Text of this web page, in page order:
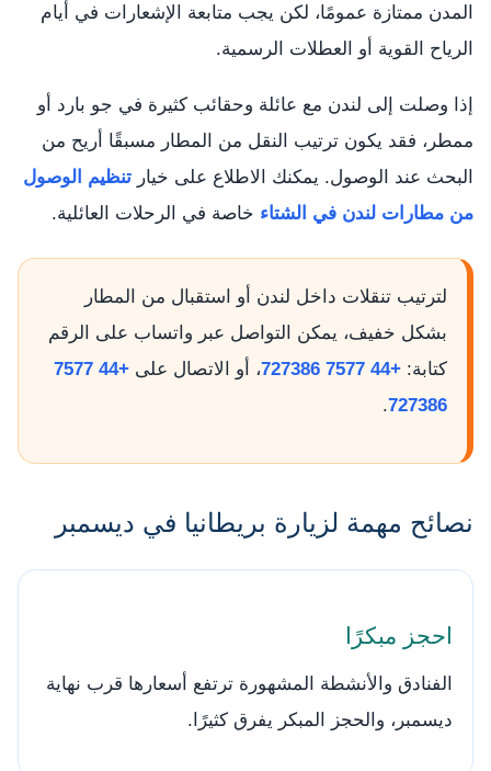
المدن ممتازة عمومًا، لكن يجب متابعة الإشعارات في أيام
الرياح القوية أو العطلات الرسمية.
إذا وصلت إلى لندن مع عائلة وحقائب كثيرة في جو بارد أو
ممطر، فقد يكون ترتيب النقل من المطار مسبقًا أريح من
البحث عند الوصول. يمكنك الاطلاع على خيار تنظيم الوصول
من مطارات لندن في الشتاء خاصة في الرحلات العائلية.
لترتيب تنقلات داخل لندن أو استقبال من المطار
بشكل خفيف، يمكن التواصل عبر واتساب على الرقم
كتابة: +44 7577 727386 ، أو الاتصال على
+44 7577
727386
.
نصائح مهمة لزيارة بريطانيا في ديسمبر
احجز مبكرًا
الفنادق والأنشطة المشهورة ترتفع أسعارها قرب نهاية
ديسمبر، والحجز المبكر يفرق كثيرًا.